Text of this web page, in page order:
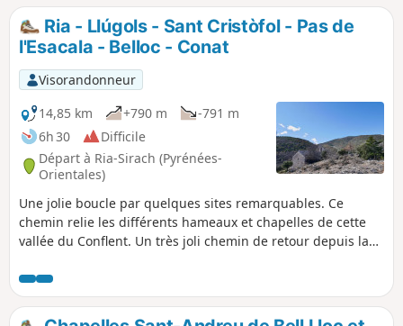
Ria - Llúgols - Sant Cristòfol - Pas de
l'Esacala - Belloc - Conat
Visorandonneur
14,85 km
+790 m
-791 m
6h 30
Difficile
Départ à Ria-Sirach (Pyrénées-
Orientales)
Une jolie boucle par quelques sites remarquables. Ce
chemin relie les différents hameaux et chapelles de cette
vallée du Conflent. Un très joli chemin de retour depuis la
Canigó en vue, les pacages, de beaux sous-bois. Un sens de
l'orientation et de lecture de carte sont nécessaires. La trace
.gpx peut s'avérer très utile malgré les quelques panneaux